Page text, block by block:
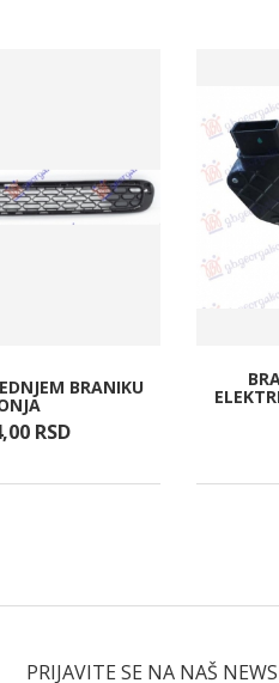
BRANIKU
00 RSD
PRIJAVITE SE NA NAŠ